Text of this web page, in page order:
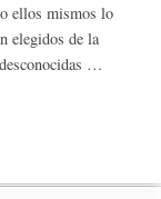
ellos mismos lo
elegidos de la
…